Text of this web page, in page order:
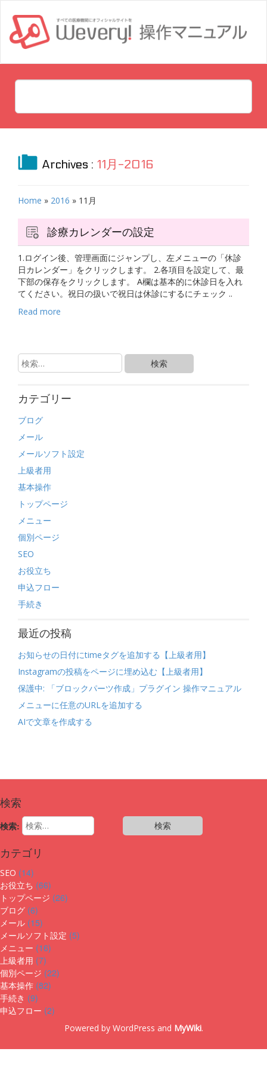
Archives : 11月-2016
Home » 2016 » 11月
診療カレンダーの設定
1.ログイン後、管理画面にジャンプし、左メニューの「休診
日カレンダー」をクリックします。 2.各項目を設定して、最
下部の保存をクリックします。 A欄は基本的に休診日を入れ
てください。祝日の扱いで祝日は休診にするにチェック ..
Read more
最近の投稿
お知らせの日付にtimeタグを追加する【上級者用】
Instagramの投稿をページに埋め込む【上級者用】
保護中: 「ブロックパーツ作成」プラグイン 操作マニュアル
メニューに任意のURLを追加する
AIで文章を作成する
カテゴリー
SEO
お役立ち
トップページ
ブログ
メール
メールソフト設定
メニュー
上級者用
個別ページ
基本操作
手続き
申込フロー
検索
検索:
カテゴリ
SEO (14)
お役立ち (66)
トップページ (26)
ブログ (6)
メール (15)
メールソフト設定 (5)
メニュー (16)
上級者用 (7)
個別ページ (22)
基本操作 (82)
手続き (9)
申込フロー (2)
Powered by WordPress and MyWiki.